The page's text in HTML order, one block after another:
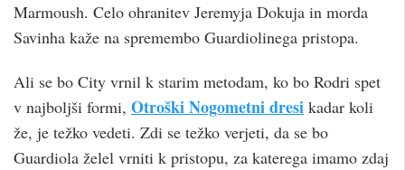
Marmoush. Celo ohranitev Jeremyja Dokuja in morda
Savinha kaže na spremembo Guardiolinega pristopa.
Ali se bo City vrnil k starim metodam, ko bo Rodri spet
v najboljši formi, Otroški Nogometni dresi kadar koli
že, je težko vedeti. Zdi se težko verjeti, da se bo
Guardiola želel vrniti k pristopu, za katerega imamo zdaj